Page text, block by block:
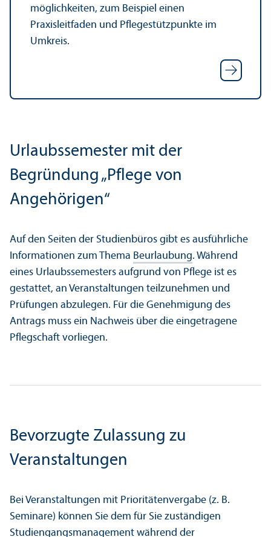
möglichkeiten, zum Beispiel einen
Praxisleitfaden und Pflegestützpunkte im
Umkreis.
Urlaubssemester mit der
Begründung „Pflege von
Angehörigen“
Auf den Seiten der Studien­büros gibt es ausführliche
Informationen zum Thema Beurlaubung. Während
eines Urlaubssemesters aufgrund von Pflege ist es
gestattet, an Veranstaltungen teilzunehmen und
Prüfungen abzulegen. Für die Genehmigung des
Antrags muss ein Nachweis über die eingetragene
Pflegschaft vorliegen.
Bevorzugte Zulassung zu
Veranstaltungen
Bei Veranstaltungen mit Prioritätenvergabe (z. B.
Seminare) können Sie dem für Sie zuständigen
Studien­gangs­management während der